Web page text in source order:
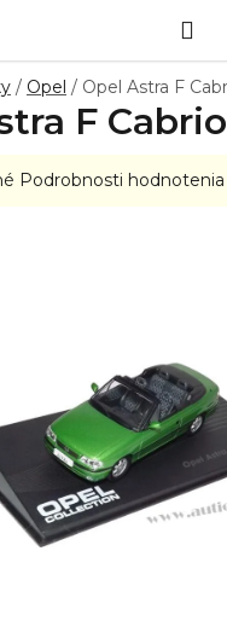
/ Opel / Opel Astra F
F
Podrobnosti hodnotenia